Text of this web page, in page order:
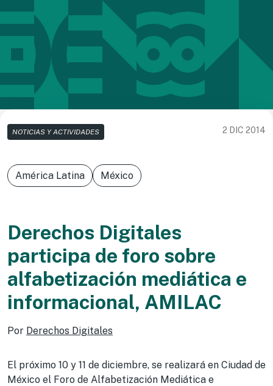
NOTICIAS Y ACTIVIDADES 2 DIC 2014
América Latina México
Derechos Digitales
participa de foro sobre
alfabetización mediática e
informacional, AMILAC
Por Derechos Digitales
El próximo 10 y 11 de diciembre, se realizará en Ciudad de
México el Foro de Alfabetización Mediática e